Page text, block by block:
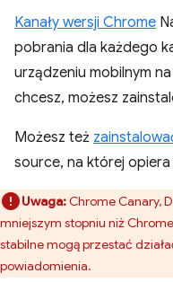
Kanały wersji Chrome
pobrania dla każdego
urządzeniu mobilnym
chcesz, możesz
Możesz też
source, na której opiera
Uwaga:Chrome Canary,
mniejszym stopniu niż
stabilne mogą przestać
powiadomienia.